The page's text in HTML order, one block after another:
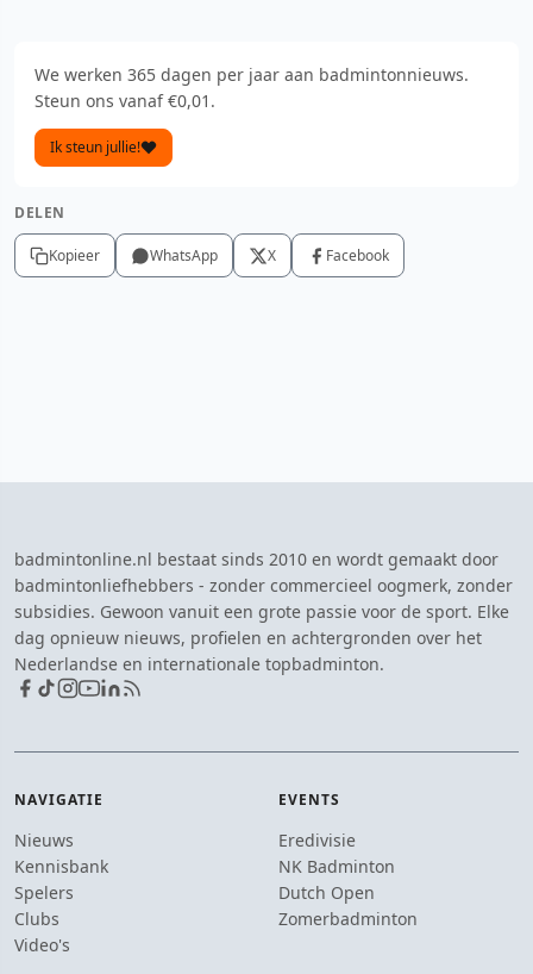
We werken 365 dagen per jaar aan badmintonnieuws.
Steun ons vanaf €0,01.
Ik steun jullie!
DELEN
Kopieer WhatsApp X Facebook
badmintonline.nl bestaat sinds 2010 en wordt gemaakt door
badmintonliefhebbers - zonder commercieel oogmerk, zonder
subsidies. Gewoon vanuit een grote passie voor de sport. Elke
dag opnieuw nieuws, profielen en achtergronden over het
Nederlandse en internationale topbadminton.
NAVIGATIE
Nieuws
Kennisbank
Spelers
Clubs
Video's
EVENTS
Eredivisie
NK Badminton
Dutch Open
Zomerbadminton